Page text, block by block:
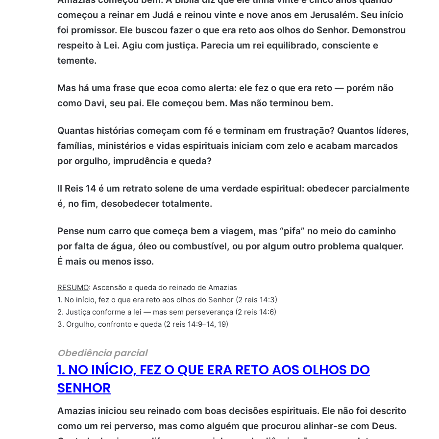
começou a reinar em Judá e reinou vinte e nove anos em Jerusalém. Seu início
foi promissor. Ele buscou fazer o que era reto aos olhos do Senhor. Demonstrou
respeito à Lei. Agiu com justiça. Parecia um rei equilibrado, consciente e
temente.
Mas há uma frase que ecoa como alerta: ele fez o que era reto — porém não
como Davi, seu pai. Ele começou bem. Mas não terminou bem.
Quantas histórias começam com fé e terminam em frustração? Quantos líderes,
famílias, ministérios e vidas espirituais iniciam com zelo e acabam marcados
por orgulho, imprudência e queda?
II Reis 14 é um retrato solene de uma verdade espiritual: obedecer parcialmente
é, no fim, desobedecer totalmente.
Pense num carro que começa bem a viagem, mas “pifa” no meio do caminho
por falta de água, óleo ou combustível, ou por algum outro problema qualquer.
É mais ou menos isso.
RESUMO: Ascensão e queda do reinado de Amazias
1. No início, fez o que era reto aos olhos do Senhor (2 reis 14:3)
2. Justiça conforme a lei — mas sem perseverança (2 reis 14:6)
3. Orgulho, confronto e queda (2 reis 14:9–14, 19)
Obediência parcial
1. NO INÍCIO, FEZ O QUE ERA RETO AOS OLHOS DO
SENHOR
Amazias iniciou seu reinado com boas decisões espirituais. Ele não foi descrito
como um rei perverso, mas como alguém que procurou alinhar-se com Deus.